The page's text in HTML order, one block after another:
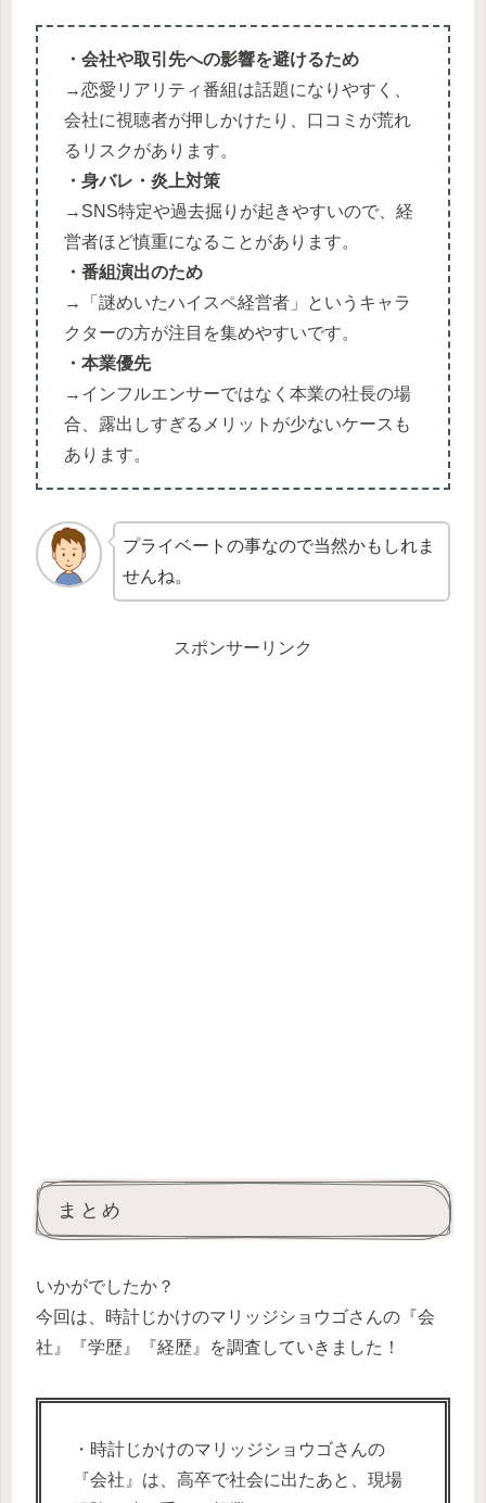
・会社や取引先への影響を避けるため
→恋愛リアリティ番組は話題になりやすく、
会社に視聴者が押しかけたり、口コミが荒れ
るリスクがあります。
・身バレ・炎上対策
→SNS特定や過去掘りが起きやすいので、経
営者ほど慎重になることがあります。
・番組演出のため
→「謎めいたハイスペ経営者」というキャラ
クターの方が注目を集めやすいです。
・本業優先
→インフルエンサーではなく本業の社長の場
合、露出しすぎるメリットが少ないケースも
あります。
プライベートの事なので当然かもしれま
せんね。
スポンサーリンク
まとめ
いかがでしたか？
今回は、時計じかけのマリッジショウゴさんの『会
社』『学歴』『経歴』を調査していきました！
・時計じかけのマリッジショウゴさんの
『会社』は、高卒で社会に出たあと、現場